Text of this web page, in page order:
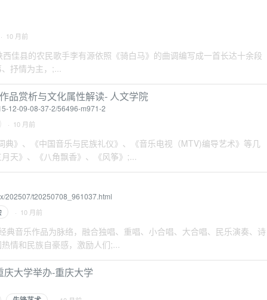
· 10 月前
佳县的农民歌手李有源依照《骑白马》的曲调编写成一首长达十余段
抒情为主，;...
品赏析与文化属性解读- 人文学院
12-09-08-37-2/56496-m971-2
· 10 月前
》、《中国音乐与民族礼仪》、《音乐电视（MTV)编导艺术》等几
天》、《八角飘香》、《风筝》;...
202507/t20250708_961037.html
· 10 月前
典音乐作品为脉络，融合独唱、重唱、小合唱、大合唱、民乐演奏、诗
情和民族自豪感，激励人们;...
大学举办-重庆大学